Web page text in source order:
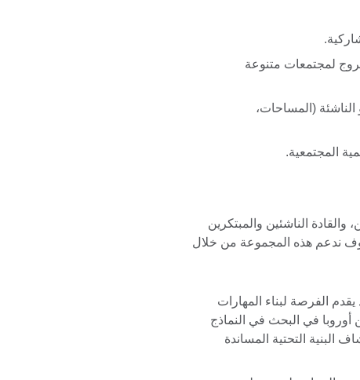
لمجتمعات متنوعة
الناشئة (المساحات،
المجتمعية.
الناشئين والمبتكرين
ندعم هذه المجموعة من خلال
في الفترة ما بين 27 و31 أكتوبر )، إذ يقدم الفرصة لبناء المهارات
في البحث في النماذج
البنية التحتية المساندة